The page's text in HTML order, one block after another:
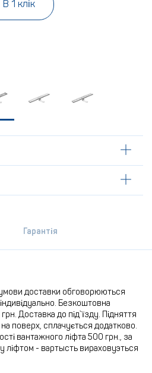
В 1 клік
Гарантія
доставки обговорюються
Безкоштовна
Доставка до під`їзду. Підняття
поверх, сплачується додатково.
вантажного ліфта 500 грн., за
ліфтом - вартысть вираховуэться